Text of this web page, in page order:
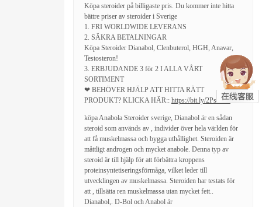
Köpa steroider på billigaste pris. Du kommer inte hitta
bättre priser av steroider i Sverige
1. FRI WORLDWIDE LEVERANS
2. SÄKRA BETALNINGAR
Köpa Steroider Dianabol, Clenbuterol, HGH, Anavar,
Testosteron!
3. ERBJUDANDE 3 för 2 I ALLA VÅRT
SORTIMENT
❤ BEHÖVER HJÄLP ATT HITTA RÄTT
PRODUKT? KLICKA HÄR:: https://bit.ly/2PsSa25❤
köpa Anabola Steroider sverige, Dianabol är en sådan
steroid som används av , individer över hela världen för
att få muskelmassa och bygga uthållighet. Steroiden är
måttligt androgen och mycket anabole. Denna typ av
steroid är till hjälp för att förbättra kroppens
proteinsyntetiseringsförmåga, vilket leder till
utvecklingen av muskelmassa. Steroiden har testats för
att , tillsätta ren muskelmassa utan mycket fett..
Dianabol,. D-Bol och Anabol är